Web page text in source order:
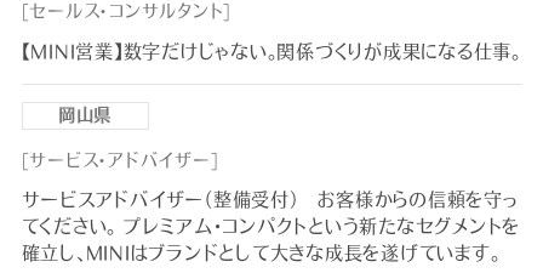
[セールス・コンサルタント]
【MINI営業】数字だけじゃない。関係づくりが成果になる仕事。
岡山県
[サービス・アドバイザー]
サービスアドバイザー（整備受付） お客様からの信頼を守っ
てください。 プレミアム・コンパクトという新たなセグメントを
確立し、MINIはブランドとして大きな成長を遂げています。